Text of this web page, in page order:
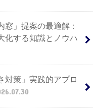
窓」提案の最適解：
化する知識とノウハ
対策」実践的アプロ